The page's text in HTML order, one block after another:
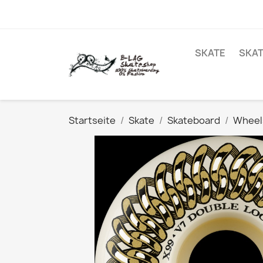
SKATE
Startseite Skate Skateboard